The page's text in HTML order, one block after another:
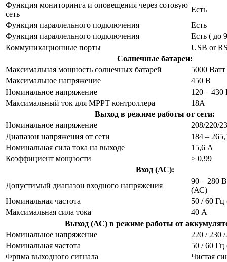
Функция мониторинга и оповещения через сотовую
сеть
Есть
Функция параллельного подключения
Есть
Функция параллельного подключения
Есть ( до
Коммуникационные порты
USB or
Солнечные батареи:
Максимальная мощность солнечных батарей
5000 Ватт
Максимальное напряжение
450 В
Номинальное напряжение
120 – 430
Максимальный ток для MPPT контроллера
18А
Выход в режиме работы от сети:
Номинальное напряжение
208/220/
Диапазон напряжения от сети
184 –
Номинальная сила тока на выходе
15,6 А
Коэффициент мощности
> 0,99
Вход (АС):
Допустимый диапазон входного напряжения
90 – 280
(АС)
Номинальная частота
50 / 60 Гц
Максимальная сила тока
40 А
Выход (АС) в режиме работы от
Номинальное напряжение
220 / 230
Номинальная частота
50 / 60 Гц
Фрпма выходного сигнала
Чистая